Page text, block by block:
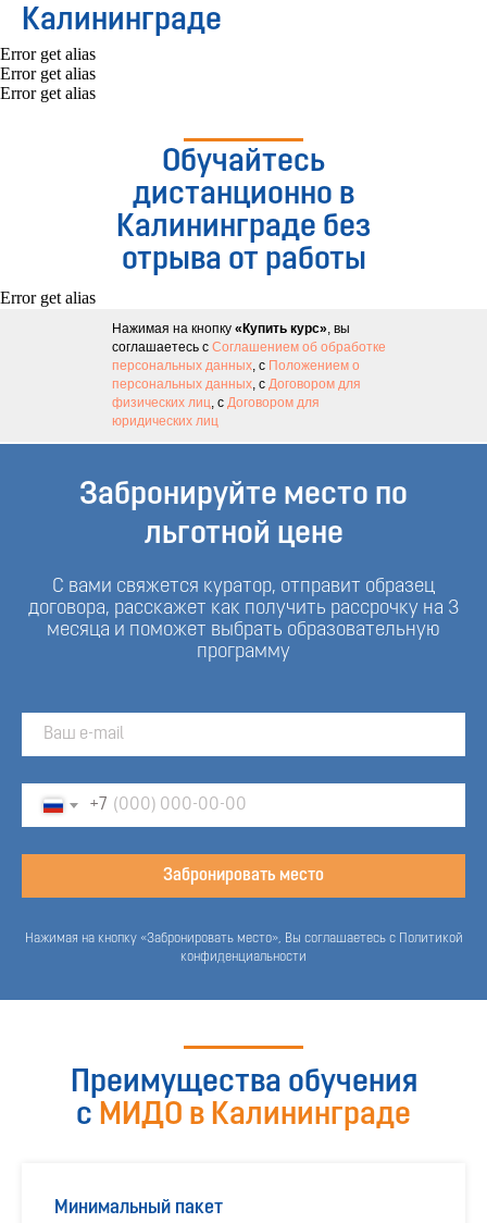
Калининграде
Error get alias
Error get alias
Error get alias
Обучайтесь
дистанционно в
Калининграде без
отрыва от работы
Error get alias
Нажимая на кнопку «Купить курс», вы
соглашаетесь с Соглашением об обработке
персональных данных, с Положением о
персональных данных, с Договором для
физических лиц, с Договором для
юридических лиц
Забронируйте место по
льготной цене
С вами свяжется куратор, отправит образец
договора, расскажет как получить рассрочку на 3
месяца и поможет выбрать образовательную
программу
+7
Забронировать место
Нажимая на кнопку «Забронировать место», Вы соглашаетесь с Политикой
конфиденциальности
Преимущества обучения
с МИДО в Калининграде
Минимальный пакет